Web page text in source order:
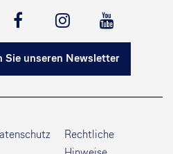
Sie unseren Newsletter
Rechtliche